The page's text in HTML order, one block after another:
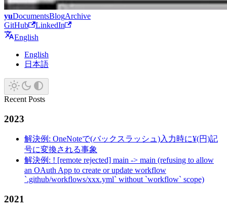
yuDocumentsBlogArchive
GitHub
LinkedIn
English
English
日本語
Recent Posts
2023
解決例: OneNoteで(バックスラッシュ)入力時に¥(円)記
号に変換される事象
解決例: ! [remote rejected] main -> main (refusing to allow
an OAuth App to create or update workflow
`.github/workflows/xxx.yml` without `workflow` scope)
2021